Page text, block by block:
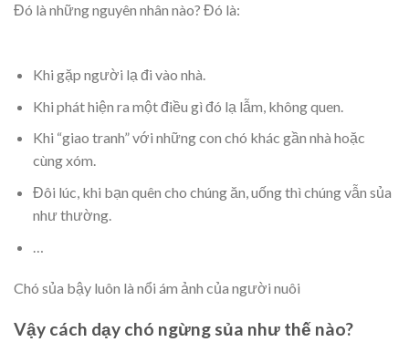
Đó là những nguyên nhân nào? Đó là:
Khi gặp người lạ đi vào nhà.
Khi phát hiện ra một điều gì đó lạ lẫm, không quen.
Khi “giao tranh” với những con chó khác gần nhà hoặc
cùng xóm.
Đôi lúc, khi bạn quên cho chúng ăn, uống thì chúng vẫn sủa
như thường.
Chó sủa bậy luôn là nổi ám ảnh của người nuôi
Vậy cách dạy chó ngừng sủa như thế nào?